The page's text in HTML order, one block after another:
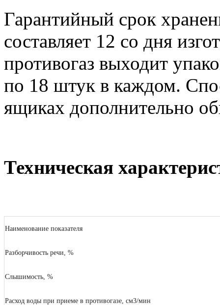
Гарантийный срок
составляет 12 со дня
противогаз выходит
по 18 штук в каждом.
ящиках дополнительно
Техническая
Наименование показателя
Разборчивость речи, %
Слышимость, %
Расход воды при приеме в противогазе, см3/мин